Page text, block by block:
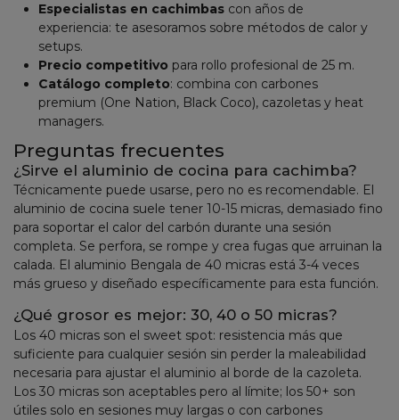
Especialistas en cachimbas con años de
experiencia: te asesoramos sobre métodos de calor y
setups.
Precio competitivo para rollo profesional de 25 m.
Catálogo completo: combina con carbones
premium (One Nation, Black Coco), cazoletas y heat
managers.
Preguntas frecuentes
¿Sirve el aluminio de cocina para cachimba?
Técnicamente puede usarse, pero no es recomendable. El
aluminio de cocina suele tener 10-15 micras, demasiado fino
para soportar el calor del carbón durante una sesión
completa. Se perfora, se rompe y crea fugas que arruinan la
calada. El aluminio Bengala de 40 micras está 3-4 veces
más grueso y diseñado específicamente para esta función.
¿Qué grosor es mejor: 30, 40 o 50 micras?
Los 40 micras son el sweet spot: resistencia más que
suficiente para cualquier sesión sin perder la maleabilidad
necesaria para ajustar el aluminio al borde de la cazoleta.
Los 30 micras son aceptables pero al límite; los 50+ son
útiles solo en sesiones muy largas o con carbones